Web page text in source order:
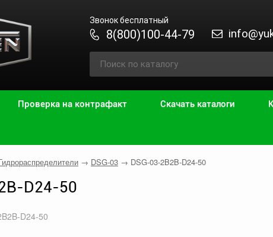
Звонок бесплатный
8(800)100-44-79
Проверка на контрафакт Скачать каталоги
→ DSG-03 → DSG-03-2B2B-D24-50
D24-50
D24-50